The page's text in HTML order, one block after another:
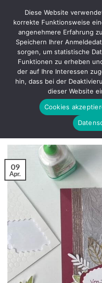
Inhalt
springen
SCHLAGWORT-
Tunnel Spinner
Vatertag
VERÖFFENTLICHT AM
09
Apr.
Diese Website
korrekte Funktionsweise
angenehmere Erfahrung
Speichern Ihrer
sorgen, um statistische
Funktionen zu erheben
der auf Ihre Interessen
hin, dass bei der
dieser Website
Cookies